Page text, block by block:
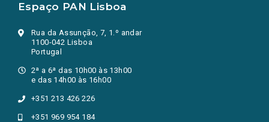
Espaço PAN Lisboa
Rua da Assunção, 7, 1.º andar
1100-042 Lisboa
Portugal
2ª a 6ª das 10h00 às 13h00
e das 14h00 às 16h00
+351 213 426 226
+351 969 954 184